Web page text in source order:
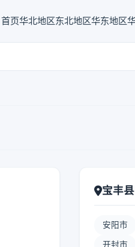
首页华北地区东北地区华东地区
宝丰
安阳市
开封市